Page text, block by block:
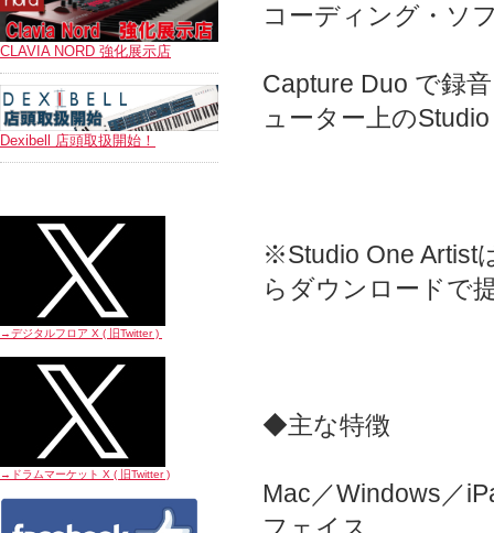
CLAVIA NORD 強化展示店
Dexibell 店頭取扱開始！
→デジタルフロア X ( 旧Twitter)
→ドラムマーケット X ( 旧Twitter)
コーディング・ソ
Capture Duo で録
ューター上の
※Studio One Artist
らダウンロードで
◆主な特徴
Mac／Windows／